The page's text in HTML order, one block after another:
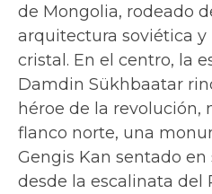
de Mongolia, rodeado
arquitectura soviética
cristal. En el centro, la
Damdin Sükhbaatar
héroe de la revolución,
flanco norte, una
Gengis Kan sentado
desde la escalinata del